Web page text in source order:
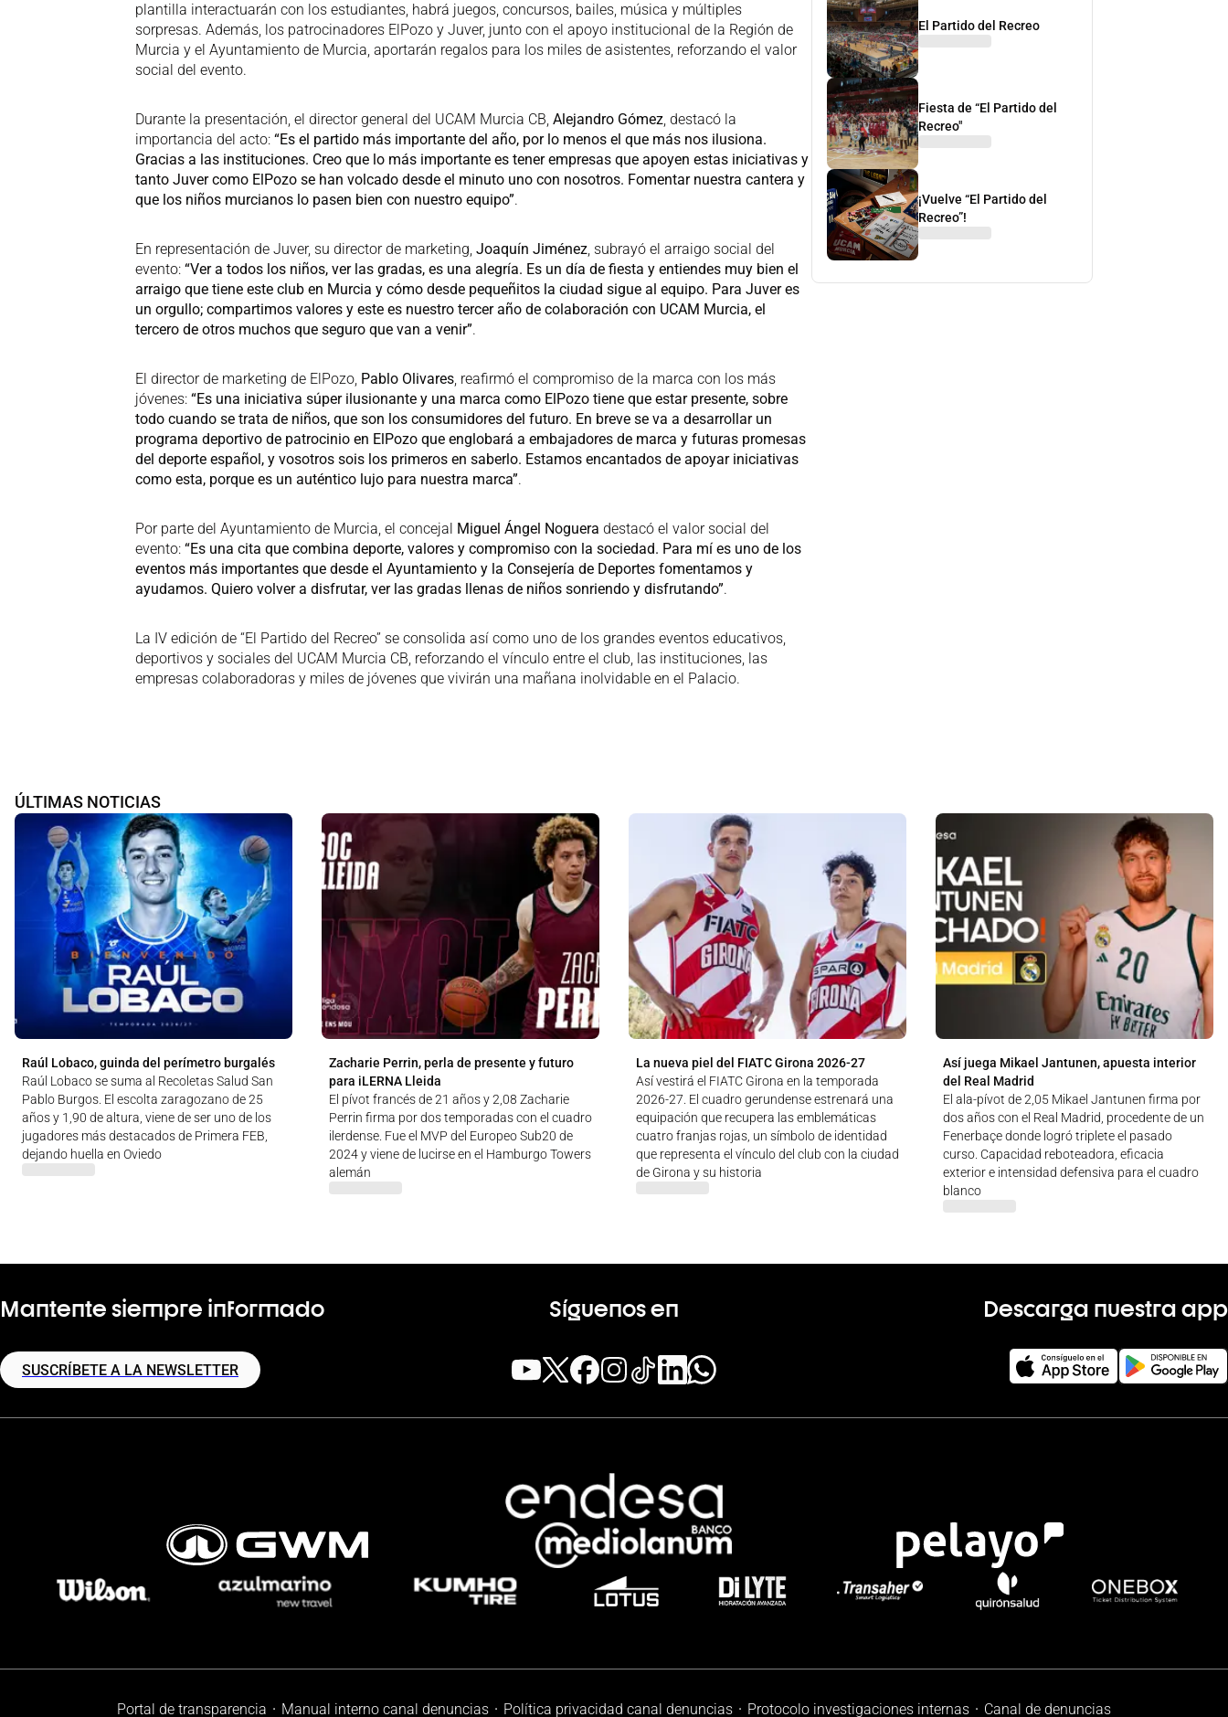
plantilla interactuarán con los estudiantes, habrá juegos, concursos, bailes, música y múltiples
sorpresas. Además, los patrocinadores ElPozo y Juver, junto con el apoyo institucional de la Región de
Murcia y el Ayuntamiento de Murcia, aportarán regalos para los miles de asistentes, reforzando el valor
social del evento.
Durante la presentación, el director general del UCAM Murcia CB, Alejandro Gómez, destacó la
importancia del acto: “Es el partido más importante del año, por lo menos el que más nos ilusiona.
Gracias a las instituciones. Creo que lo más importante es tener empresas que apoyen estas iniciativas y
tanto Juver como ElPozo se han volcado desde el minuto uno con nosotros. Fomentar nuestra cantera y
que los niños murcianos lo pasen bien con nuestro equipo”.
En representación de Juver, su director de marketing, Joaquín Jiménez, subrayó el arraigo social del
evento: “Ver a todos los niños, ver las gradas, es una alegría. Es un día de fiesta y entiendes muy bien el
arraigo que tiene este club en Murcia y cómo desde pequeñitos la ciudad sigue al equipo. Para Juver es
un orgullo; compartimos valores y este es nuestro tercer año de colaboración con UCAM Murcia, el
tercero de otros muchos que seguro que van a venir”.
El director de marketing de ElPozo, Pablo Olivares, reafirmó el compromiso de la marca con los más
jóvenes: “Es una iniciativa súper ilusionante y una marca como ElPozo tiene que estar presente, sobre
todo cuando se trata de niños, que son los consumidores del futuro. En breve se va a desarrollar un
programa deportivo de patrocinio en ElPozo que englobará a embajadores de marca y futuras promesas
del deporte español, y vosotros sois los primeros en saberlo. Estamos encantados de apoyar iniciativas
como esta, porque es un auténtico lujo para nuestra marca”.
Por parte del Ayuntamiento de Murcia, el concejal Miguel Ángel Noguera destacó el valor social del
evento: “Es una cita que combina deporte, valores y compromiso con la sociedad. Para mí es uno de los
eventos más importantes que desde el Ayuntamiento y la Consejería de Deportes fomentamos y
ayudamos. Quiero volver a disfrutar, ver las gradas llenas de niños sonriendo y disfrutando”.
La IV edición de “El Partido del Recreo” se consolida así como uno de los grandes eventos educativos,
deportivos y sociales del UCAM Murcia CB, reforzando el vínculo entre el club, las instituciones, las
empresas colaboradoras y miles de jóvenes que vivirán una mañana inolvidable en el Palacio.
El Partido del Recreo
Fiesta de “El Partido del
Recreo"
¡Vuelve “El Partido del
Recreo”!
ÚLTIMAS NOTICIAS
Raúl Lobaco, guinda del perímetro burgalés
Raúl Lobaco se suma al Recoletas Salud San
Pablo Burgos. El escolta zaragozano de 25
años y 1,90 de altura, viene de ser uno de los
jugadores más destacados de Primera FEB,
dejando huella en Oviedo
Zacharie Perrin, perla de presente y futuro
para iLERNA Lleida
El pívot francés de 21 años y 2,08 Zacharie
Perrin firma por dos temporadas con el cuadro
ilerdense. Fue el MVP del Europeo Sub20 de
2024 y viene de lucirse en el Hamburgo Towers
alemán
La nueva piel del FIATC Girona 2026-27
Así vestirá el FIATC Girona en la temporada
2026-27. El cuadro gerundense estrenará una
equipación que recupera las emblemáticas
cuatro franjas rojas, un símbolo de identidad
que representa el vínculo del club con la ciudad
de Girona y su historia
Así juega Mikael Jantunen, apuesta interior
del Real Madrid
El ala-pívot de 2,05 Mikael Jantunen firma por
dos años con el Real Madrid, procedente de un
Fenerbaçe donde logró triplete el pasado
curso. Capacidad reboteadora, eficacia
exterior e intensidad defensiva para el cuadro
blanco
Mantente siempre informado
SUSCRÍBETE A LA NEWSLETTER
Síguenos en Descarga nuestra app
Portal de transparencia Manual interno canal denuncias Política privacidad canal denuncias Protocolo investigaciones internas Canal de denuncias